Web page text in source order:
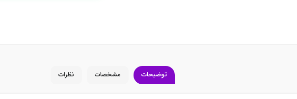
توضیحات مشخصات نظرات